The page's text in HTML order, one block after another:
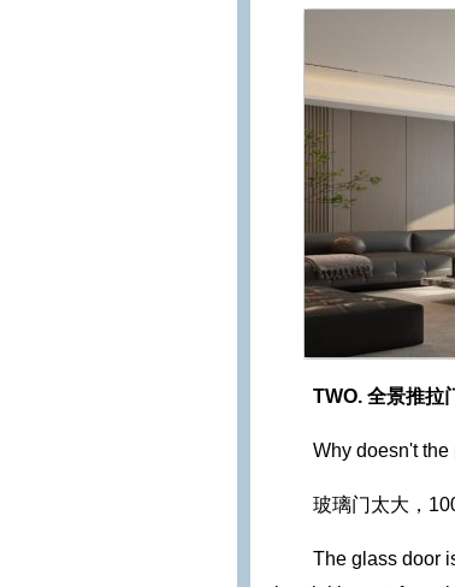
TWO. 全景推拉
Why doesn't
玻璃门太大，
The glass door